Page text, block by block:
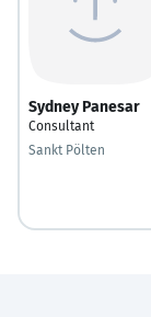
Sydney Panesar
Consultant
Sankt Pölten